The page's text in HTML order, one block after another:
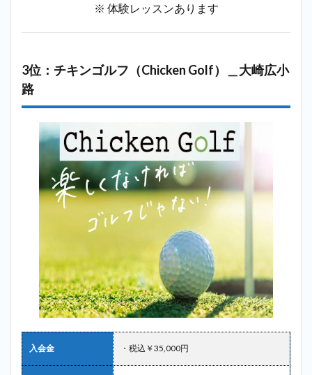
※ 体験レッスンあります
3位：チキンゴルフ（Chicken Golf）＿大崎広小
路
入会金 ・税込￥35,000円